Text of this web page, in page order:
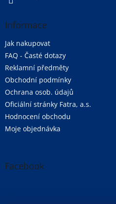
Informace
Jak nakupovat
FAQ - Časté dotazy
Reklamní předměty
Obchodní podmínky
Ochrana osob. údajů
Oficiální stránky Fatra, a.s.
Hodnocení obchodu
Moje objednávka
Facebook